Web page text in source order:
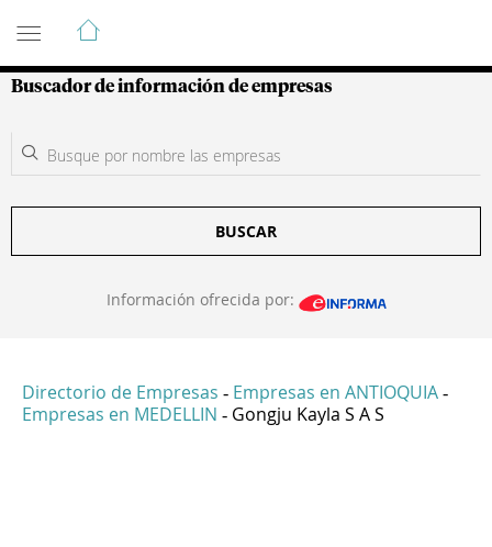
Guía de Empresas Colombianas
Buscador de información de empresas
BUSCAR
Información ofrecida por:
Directorio de Empresas - Empresas en ANTIOQUIA -
Empresas en MEDELLIN - Gongju Kayla S A S